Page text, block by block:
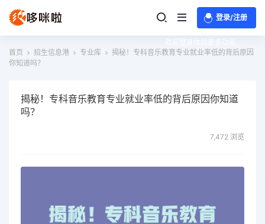
登录/注册
首页
招生信息港 专业库
揭秘！专科音乐教育专业就业率低的背后原因
你知道吗？
揭秘！专科音乐教育专业就业率低的背后原因你知道
吗？
7,472 浏览